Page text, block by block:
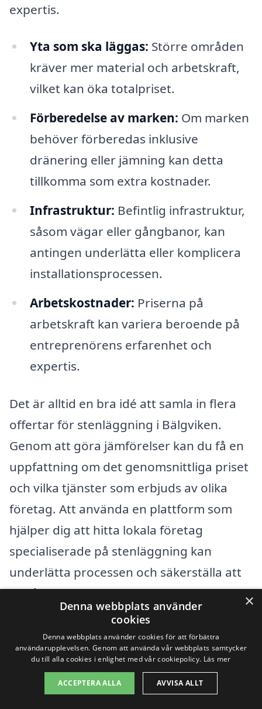
expertis.
Yta som ska läggas: Större områden
kräver mer material och arbetskraft,
vilket kan öka totalpriset.
Förberedelse av marken: Om marken
behöver förberedas inklusive
dränering eller jämning kan detta
tillkomma som extra kostnader.
Infrastruktur: Befintlig infrastruktur,
såsom vägar eller gångbanor, kan
antingen underlätta eller komplicera
installationsprocessen.
Arbetskostnader: Priserna på
arbetskraft kan variera beroende på
entreprenörens erfarenhet och
expertis.
Det är alltid en bra idé att samla in flera
offertar för stenläggning i Bälgviken.
Genom att göra jämförelser kan du få en
uppfattning om det genomsnittliga priset
och vilka tjänster som erbjuds av olika
företag. Att använda en plattform som
hjälper dig att hitta lokala företag
specialiserade på stenläggning kan
underlätta processen och säkerställa att
du får den bästa möjliga servicen.
Sammanfattningsvis kan priset för
stenläggning i Bälgviken variera baserat
på flera faktorer som stenens typ, ytan
som ska läggas, förberedelse av marken
×
Denna webbplats använder
cookies
Denna webbplats använder cookies för att förbättra
användarupplevelsen. Genom att använda vår webbplats samtycker
du till alla cookies i enlighet med vår cookiepolicy. Läs mer
ACCEPTERA ALLA AVVISA ALLT